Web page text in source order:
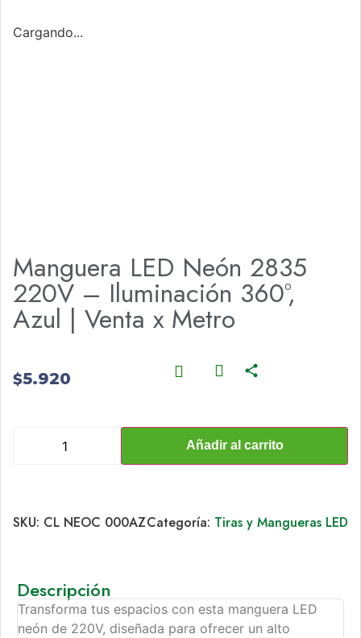
Cargando...
Manguera LED Neón 2835
220V – Iluminación 360°,
Azul | Venta x Metro
$5.920
Añadir al carrito
SKU: CL NEOC 000AZCategoría: Tiras y Mangueras LED
Descripción
Transforma tus espacios con esta manguera LED
neón de 220V, diseñada para ofrecer un alto